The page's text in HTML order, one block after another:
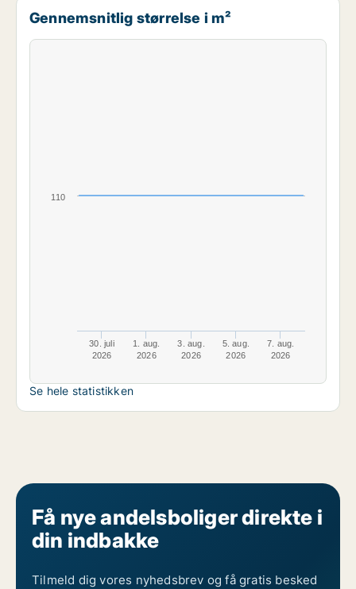
Gennemsnitlig størrelse i m²
30. juli
2026
1. aug.
2026
3. aug.
2026
5. aug.
2026
7. aug.
2026
110
Se hele statistikken
Få nye andelsboliger direkte i
din indbakke
Tilmeld dig vores nyhedsbrev og få gratis besked